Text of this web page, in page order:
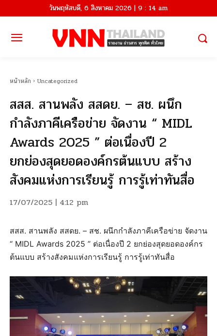
วันพฤหัสบดี, 6 สิงหาคม 2026 | 9 : 14 am
หน้าหลัก Uncategorized
สสส. สานพลัง สสดย. – สช. ผนึก
กำลังภาคีเครือข่าย จัดงาน “ MIDL
Awards 2025 ” ต่อเนื่องปี 2
ยกย่องสุดยอดองค์กรต้นแบบ สร้าง
สังคมแห่งการเรียนรู้ การรู้เท่าทันสื่อ
17/07/2025 | 4:12 pm
สสส. สานพลัง สสดย. – สช. ผนึกกำลังภาคีเครือข่าย จัดงาน
“ MIDL Awards 2025 ” ต่อเนื่องปี 2 ยกย่องสุดยอดองค์กร
ต้นแบบ สร้างสังคมแห่งการเรียนรู้ การรู้เท่าทันสื่อ